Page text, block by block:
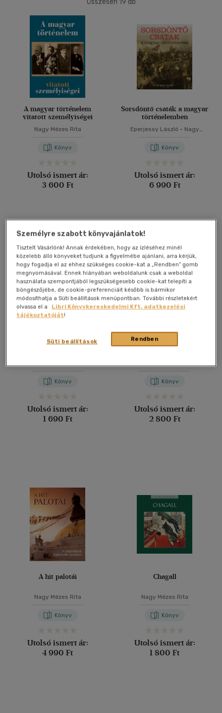
40 db / oldal
Összesen 19 db
A magyar történelem
vitatott személyiségei
Nagy Mézes Rita
Könyv
Utolsó ismert ár:
3 600 Ft
Sorsdöntő csaták a magyar
történelemben
Eperjessy László - Nagy
Könyv
Utolsó ismert ár:
6 990 Ft
Világtörténelmi
Könyv
Utolsó ismert ár:
1 690 Ft
Van Gogh élete + Világhíres
Könyv
Utolsó ismert ár:
2 800 Ft
A hit palotái
Nagy Mézes Rita
Könyv
Utolsó ismert ár:
4 990 Ft
Chagall
Nagy Mézes Rita
Könyv
Utolsó ismert ár:
1 800 Ft
Személyre szabott könyvajánlatok!
Tisztelt Vásárlónk! Annak érdekében, hogy az ízléséhez minél
közelebb álló könyveket tudjunk a figyelmébe ajánlani, arra kérjük,
hogy fogadja el az ehhez szükséges cookie-kat a „Rendben” gomb
megnyomásával. Ennek hiányában weboldalunk csak a weboldal
használata szempontjából legszükségesebb cookie-kat telepíti a
böngészőjébe, de cookie-preferenciáit később is bármikor
módosíthatja a Süti beállítások menüpontban. További részletekért
olvassa el a
Libri Könyvkereskedelmi Kft. adatkezelési
tájékoztatóját!
Rendben
Süti beállítások